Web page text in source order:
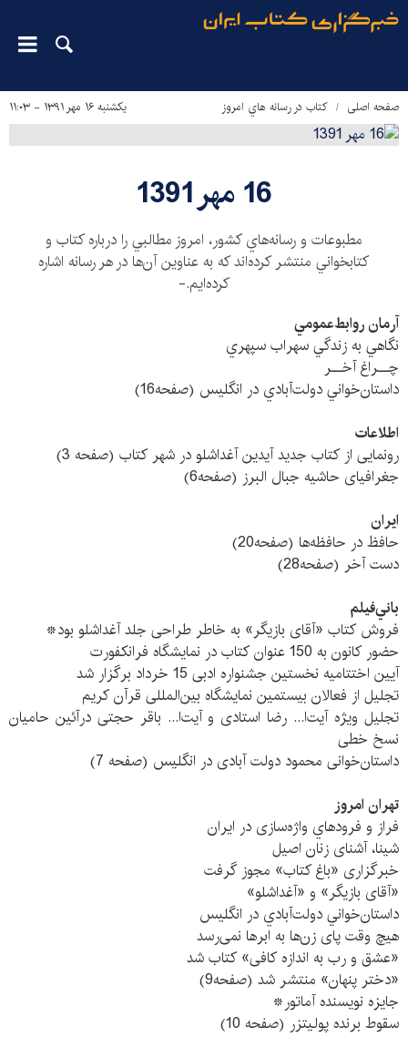
صفحه اصلی كتاب در رسانه هاي امروز یکشنبه ۱۶ مهر ۱۳۹۱ - ۱۱:۰۳
16 مهر 1391
مطبوعات و رسانه‌هاي كشور، امروز مطالبي را درباره كتاب و
كتابخواني منتشر كرده‌اند كه به عناوين آن‌ها در هر رسانه اشاره
كرده‌ايم.-
آرمان روابط‌عمومي
نگاهي به زندگي سهراب سپهري
چــراغ آخــر
داستان‌خواني دولت‌آبادي در انگليس (صفحه16)
اطلاعات
رونمایی از کتاب جدید آیدین آغداشلو در شهر کتاب (صفحه 3)
جغرافیای حاشیه جبال البرز (صفحه6)
ايران
حافظ در حافظه‌ها (صفحه20)
دست آخر (صفحه28)
باني‌فيلم
فروش کتاب «آقای بازیگر» به خاطر طراحی جلد آغداشلو بود*
حضور کانون به 150 عنوان کتاب در نمایشگاه فرانکفورت
آیین اختتامیه نخستین جشنواره ادبی 15 خرداد برگزار شد
تجلیل از فعالان بیستمین نمایشگاه بین‌المللی قرآن کریم
تجلیل ویژه آیت‌ا... رضا استادی و آیت‌ا... باقر حجتی درآئین حامیان
نسخ خطی
داستان‌خوانی محمود دولت آبادی در انگلیس (صفحه 7)
تهران امروز
فراز و فرودهاي واژه‌سازی در ايران
شینا، آشنای زنان اصیل
خبرگزاری «باغ کتاب» مجوز گرفت
«آقای بازیگر» و «آغداشلو»
داستان‌خواني دولت‌آبادي در انگليس
هیچ وقت پای زن‌ها به ابرها نمی‌رسد
«عشق و رب به اندازه کافی» کتاب شد
«دختر پنهان» منتشر شد (صفحه9)
جایزه نویسنده آماتور*
سقوط برنده پولیتزر (صفحه 10)